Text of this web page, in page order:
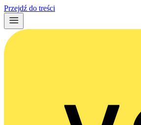
Przejdź do treści